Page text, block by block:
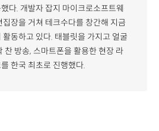
다. 개발자 잡지 마이크로소프트웨
집장을 거쳐 테크수다를 창간해 지금
활동하고 있다. 태블릿을 가지고 얼굴
찬 방송, 스마트폰을 활용한 현장 라
한국 최초로 진행했다.